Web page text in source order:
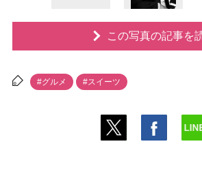
この写真の記事を
#グルメ #スイーツ